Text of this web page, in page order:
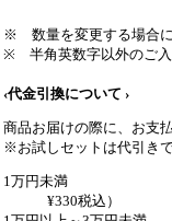
※ 数量を変更する場合
※ 半角英数字以外のご入
‹代金引換について ›
商品お届けの際に、お支
※お試しセットは代引き
1万円未満
¥330税込）